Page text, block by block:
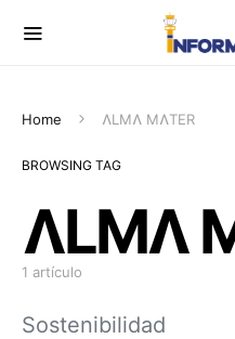
Home ɅLMɅ MɅTER
BROWSING TAG
ɅLMɅ
1 artículo
Sostenibilidad